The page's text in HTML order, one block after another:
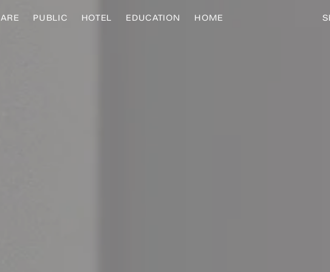
PUBLIC HOTEL EDUCATION HOME